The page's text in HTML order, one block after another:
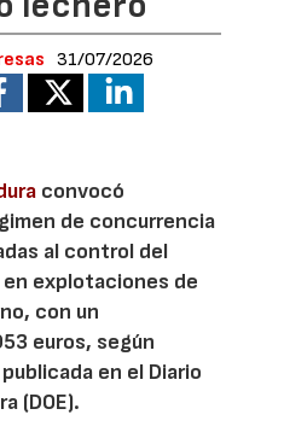
31/07/2026
convocó
de concurrencia
al control del
explotaciones de
con un
euros, según
en el Diario
(DOE).